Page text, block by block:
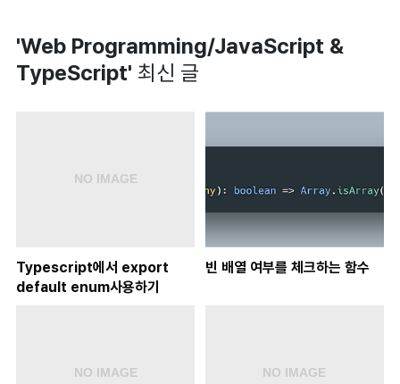
'Web Programming/JavaScript &
TypeScript' 최신 글
Typescript에서 export
default enum사용하기
빈 배열 여부를 체크하는 함수